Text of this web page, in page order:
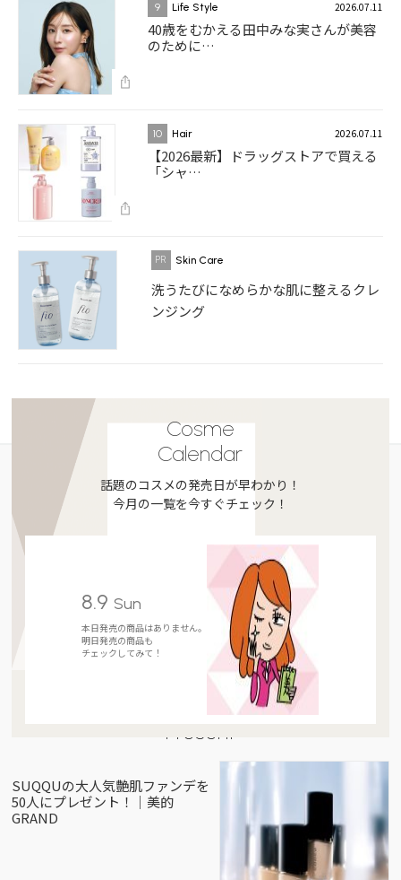
9 Life Style 2026.07.11
40歳をむかえる田中みな実さんが美容
のために…
10 Hair 2026.07.11
【2026最新】ドラッグストアで買える
「シャ…
Skin Care
洗うたびになめらかな肌に整えるクレ
ンジング
Cosme
Calendar
話題のコスメの発売日が早わかり！
今月の一覧を今すぐチェック！
8.9 Sun
本日発売の商品はありません。
明日発売の商品も
チェックしてみて！
Present
SUQQUの大人気艶肌ファンデを
50人にプレゼント！｜美的
GRAND